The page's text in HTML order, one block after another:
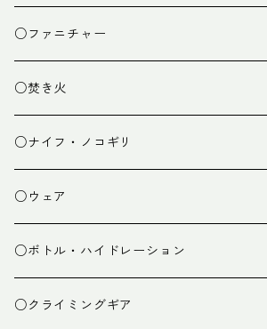
クッキング小物
ペグ・ハンマー・小物
ライト
ランタン
○ファニチャー
テーブル
チェア
○焚き火
焚き火台
焚き火小物
○ナイフ・ノコギリ
○ウェア
ミドルレイヤー
ベースレイヤー
○ボトル・ハイドレーション
○クライミングギア